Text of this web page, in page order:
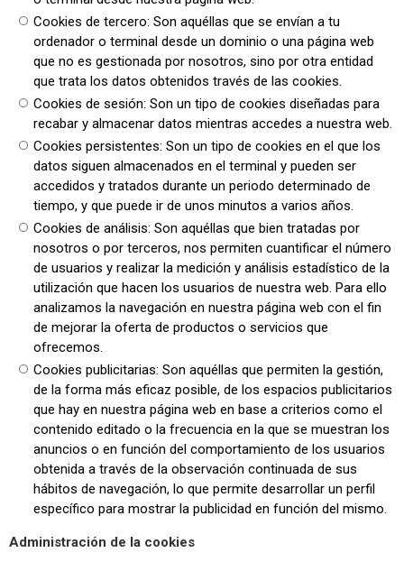
Cookies de tercero: Son aquéllas que se envían a tu
ordenador o terminal desde un dominio o una página web
que no es gestionada por nosotros, sino por otra entidad
que trata los datos obtenidos través de las cookies.
Cookies de sesión: Son un tipo de cookies diseñadas para
recabar y almacenar datos mientras accedes a nuestra web.
Cookies persistentes: Son un tipo de cookies en el que los
datos siguen almacenados en el terminal y pueden ser
accedidos y tratados durante un periodo determinado de
tiempo, y que puede ir de unos minutos a varios años.
Cookies de análisis: Son aquéllas que bien tratadas por
nosotros o por terceros, nos permiten cuantificar el número
de usuarios y realizar la medición y análisis estadístico de la
utilización que hacen los usuarios de nuestra web. Para ello
analizamos la navegación en nuestra página web con el fin
de mejorar la oferta de productos o servicios que
ofrecemos.
Cookies publicitarias: Son aquéllas que permiten la gestión,
de la forma más eficaz posible, de los espacios publicitarios
que hay en nuestra página web en base a criterios como el
contenido editado o la frecuencia en la que se muestran los
anuncios o en función del comportamiento de los usuarios
obtenida a través de la observación continuada de sus
hábitos de navegación, lo que permite desarrollar un perfil
específico para mostrar la publicidad en función del mismo.
Administración de la cookies